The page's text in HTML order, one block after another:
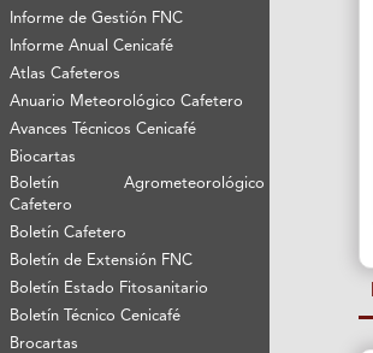
Informe de Gestión FNC
Informe Anual Cenicafé
Atlas Cafeteros
Anuario Meteorológico Cafetero
Avances Técnicos Cenicafé
Biocartas
Boletín Agrometeorológico
Cafetero
Boletín Cafetero
Boletín de Extensión FNC
Boletín Estado Fitosanitario
Boletín Técnico Cenicafé
Brocartas